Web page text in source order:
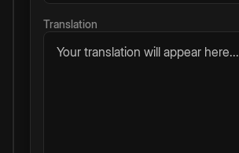
Translation
Your translation will appear here...